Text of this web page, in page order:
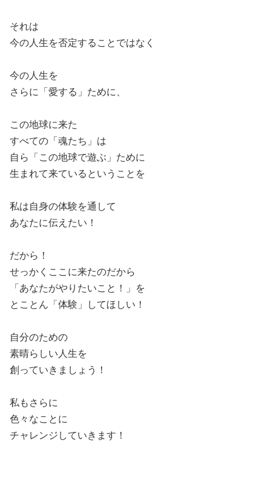
それは
今の人生を否定することではなく
今の人生を
さらに「愛する」ために、
この地球に来た
すべての「魂たち」は
自ら「この地球で遊ぶ」ために
生まれて来ているということを
私は自身の体験を通して
あなたに伝えたい！
だから！
せっかくここに来たのだから
「あなたがやりたいこと！」を
とことん「体験」してほしい！
自分のための
素晴らしい人生を
創っていきましょう！
私もさらに
色々なことに
チャレンジしていきます！